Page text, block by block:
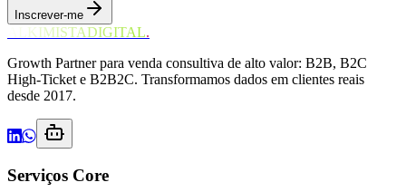
Inscrever-me
ALKIMISTADIGITAL.
Growth Partner para venda consultiva de alto valor: B2B, B2C
High-Ticket e B2B2C. Transformamos dados em clientes reais
desde 2017.
Serviços Core